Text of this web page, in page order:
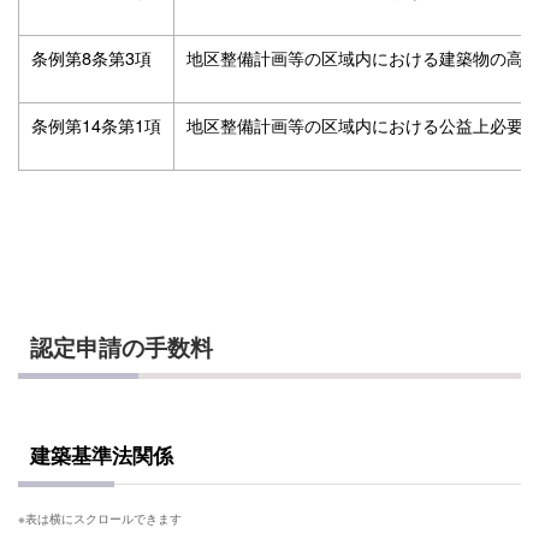
条例第8条第3項 地区整備計画等の区域内における建築物の高
条例第14条第1項 地区整備計画等の区域内における公益上必要
認定申請の手数料
建築基準法関係